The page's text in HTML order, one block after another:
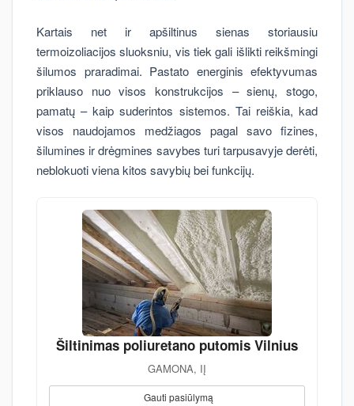
Kartais net ir apšiltinus sienas storiausiu
termoizoliacijos sluoksniu, vis tiek gali išlikti reikšmingi
šilumos praradimai. Pastato energinis efektyvumas
priklauso nuo visos konstrukcijos – sienų, stogo,
pamatų – kaip suderintos sistemos. Tai reiškia, kad
visos naudojamos medžiagos pagal savo fizines,
šilumines ir drėgmines savybes turi tarpusavyje derėti,
neblokuoti viena kitos savybių bei funkcijų.
Šiltinimas poliuretano putomis Vilnius
GAMONA, IĮ
Gauti pasiūlymą